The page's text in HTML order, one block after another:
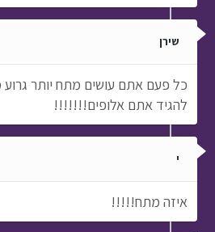
שירן
כל פעם אתם עושים מתח יותר גרוע
להגיד אתם אלופים!!!!!!!
י
איזה מתח!!!!!